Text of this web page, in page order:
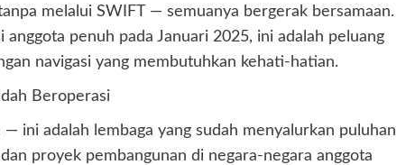
melalui SWIFT — semuanya bergerak bersamaan.
anggota penuh pada Januari 2025, ini adalah peluang
navigasi yang membutuhkan kehati-hatian.
Beroperasi
ini adalah lembaga yang sudah menyalurkan puluhan
proyek pembangunan di negara-negara anggota